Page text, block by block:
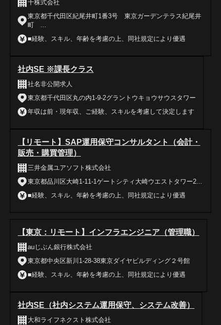
千株式会社
東京都千代田区紀尾井町1番3号 東京ガーデンテラス紀尾井
町 ...
■経験、スキル、年齢を考慮の上、同社規定により優遇
社内SE ※課長クラス
社名非公開求人
東京都千代田区丸の内1-9-2グラントウキョウサウスタワー
年収は前・現年収、ご経験、スキルを考慮して決定します
【リモート】SAP運用保守コンサルタント（会計・
販売・購買管理）
三井金属ユアソフト株式会社
東京都品川区大崎1-11-1ゲートシティ大崎ウエストタワー2...
■経験、スキル、年齢を考慮の上、同社規定により優遇
【東京：リモート】インフラエンジニア（管理職）
auじぶん銀行株式会社
東京都中央区新川1-28-38東京ダイヤビルディング２号館
■経験、スキル、年齢を考慮の上、同社規定により優遇
社内SE（社内システム運用保守、システム改善）
大和ライフネクスト株式会社